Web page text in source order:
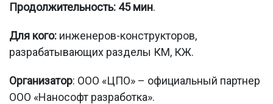
Продолжительность: 45 мин.
Для кого: инженеров-конструкторов,
разрабатывающих разделы КМ, КЖ.
Организатор: ООО «ЦПО» – официальный партнер
ООО «Нанософт разработка».